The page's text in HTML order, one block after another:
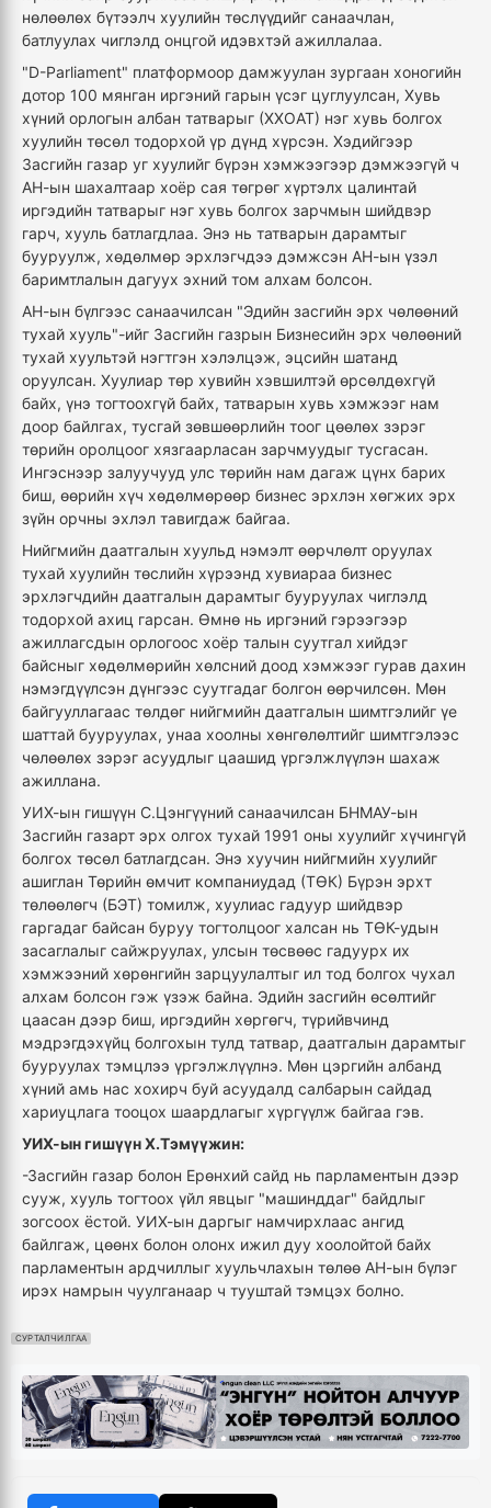
нөлөөлөх бүтээлч хуулийн төслүүдийг санаачлан,
батлуулах чиглэлд онцгой идэвхтэй ажиллалаа.
"D-Parliament" платформоор дамжуулан зургаан хоногийн
дотор 100 мянган иргэний гарын үсэг цуглуулсан, Хувь
хүний орлогын албан татварыг (ХХОАТ) нэг хувь болгох
хуулийн төсөл тодорхой үр дүнд хүрсэн. Хэдийгээр
Засгийн газар уг хуулийг бүрэн хэмжээгээр дэмжээгүй ч
АН-ын шахалтаар хоёр сая төгрөг хүртэлх цалинтай
иргэдийн татварыг нэг хувь болгох зарчмын шийдвэр
гарч, хууль батлагдлаа. Энэ нь татварын дарамтыг
бууруулж, хөдөлмөр эрхлэгчдээ дэмжсэн АН-ын үзэл
баримтлалын дагуух эхний том алхам болсон.
АН-ын бүлгээс санаачилсан "Эдийн засгийн эрх чөлөөний
тухай хууль"-ийг Засгийн газрын Бизнесийн эрх чөлөөний
тухай хуультэй нэгтгэн хэлэлцэж, эцсийн шатанд
оруулсан. Хуулиар төр хувийн хэвшилтэй өрсөлдөхгүй
байх, үнэ тогтоохгүй байх, татварын хувь хэмжээг нам
доор байлгах, тусгай зөвшөөрлийн тоог цөөлөх зэрэг
төрийн оролцоог хязгаарласан зарчмуудыг тусгасан.
Ингэснээр залуучууд улс төрийн нам дагаж цүнх барих
биш, өөрийн хүч хөдөлмөрөөр бизнес эрхлэн хөгжих эрх
зүйн орчны эхлэл тавигдаж байгаа.
Нийгмийн даатгалын хуульд нэмэлт өөрчлөлт оруулах
тухай хуулийн төслийн хүрээнд хувиараа бизнес
эрхлэгчдийн даатгалын дарамтыг бууруулах чиглэлд
тодорхой ахиц гарсан. Өмнө нь иргэний гэрээгээр
ажиллагсдын орлогоос хоёр талын суутгал хийдэг
байсныг хөдөлмөрийн хөлсний доод хэмжээг гурав дахин
нэмэгдүүлсэн дүнгээс суутгадаг болгон өөрчилсөн. Мөн
байгууллагаас төлдөг нийгмийн даатгалын шимтгэлийг үе
шаттай бууруулах, унаа хоолны хөнгөлөлтийг шимтгэлээс
чөлөөлөх зэрэг асуудлыг цаашид үргэлжлүүлэн шахаж
ажиллана.
УИХ-ын гишүүн С.Цэнгүүний санаачилсан БНМАУ-ын
Засгийн газарт эрх олгох тухай 1991 оны хуулийг хүчингүй
болгох төсөл батлагдсан. Энэ хуучин нийгмийн хуулийг
ашиглан Төрийн өмчит компаниудад (ТӨК) Бүрэн эрхт
төлөөлөгч (БЭТ) томилж, хуулиас гадуур шийдвэр
гаргадаг байсан буруу тогтолцоог халсан нь ТӨК-удын
засаглалыг сайжруулах, улсын төсвөөс гадуурх их
хэмжээний хөрөнгийн зарцуулалтыг ил тод болгох чухал
алхам болсон гэж үзэж байна. Эдийн засгийн өсөлтийг
цаасан дээр биш, иргэдийн хөргөгч, түрийвчинд
мэдрэгдэхүйц болгохын тулд татвар, даатгалын дарамтыг
бууруулах тэмцлээ үргэлжлүүлнэ. Мөн цэргийн албанд
хүний амь нас хохирч буй асуудалд салбарын сайдад
хариуцлага тооцох шаардлагыг хүргүүлж байгаа гэв.
УИХ-ын гишүүн Х.Тэмүүжин:
-Засгийн газар болон Ерөнхий сайд нь парламентын дээр
сууж, хууль тогтоох үйл явцыг "машинддаг" байдлыг
зогсоох ёстой. УИХ-ын даргыг намчирхлаас ангид
байлгаж, цөөнх болон олонх ижил дуу хоолойтой байх
парламентын ардчиллыг хуульчлахын төлөө АН-ын бүлэг
ирэх намрын чуулганаар ч тууштай тэмцэх болно.
СУРТАЛЧИЛГАА